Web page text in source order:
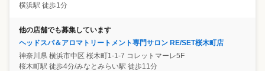
横浜駅 徒歩1分
他の店舗でも募集しています
ヘッドスパ＆アロマトリートメント専門サロン RE/SET桜木町店
神奈川県 横浜市中区 桜木町1-1-7 コレットマーレ5F
桜木町駅 徒歩4分/みなとみらい駅 徒歩11分